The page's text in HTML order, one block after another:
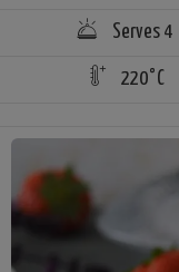
Serves 4
220°C